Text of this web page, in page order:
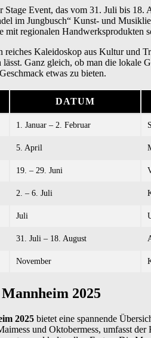
Event, das vom 31. Juli bis 18.
im Jungbusch“ Kunst- und
mit regionalen Handwerksprodukten
reiches Kaleidoskop aus Kultur und
Ganz gleich, ob man die lokale
etwas zu bieten.
DATUM
1. Januar – 2. Februar
5. April
19. – 29. Juni
2. – 6. Juli
Juli
31. Juli – 18. August
November
2025
2025 bietet eine spannende
und Oktobermess, umfasst der